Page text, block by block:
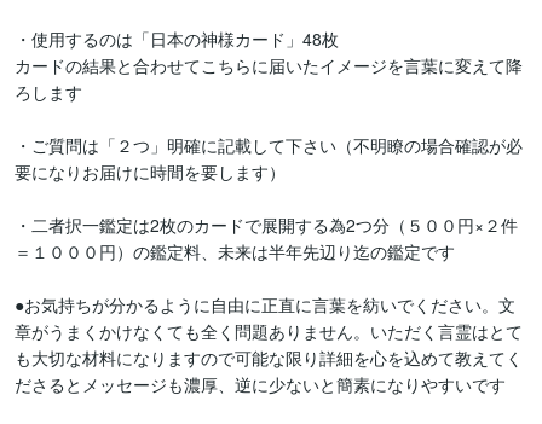
・使用するのは「日本の神様カード」48枚
カードの結果と合わせてこちらに届いたイメージを言葉に変えて降
ろします
・ご質問は「２つ」明確に記載して下さい（不明瞭の場合確認が必
要になりお届けに時間を要します）
・二者択一鑑定は2枚のカードで展開する為2つ分（５００円×２件
＝１０００円）の鑑定料、未来は半年先辺り迄の鑑定です
●お気持ちが分かるように自由に正直に言葉を紡いでください。文
章がうまくかけなくても全く問題ありません。いただく言霊はとて
も大切な材料になりますので可能な限り詳細を心を込めて教えてく
ださるとメッセージも濃厚、逆に少ないと簡素になりやすいです